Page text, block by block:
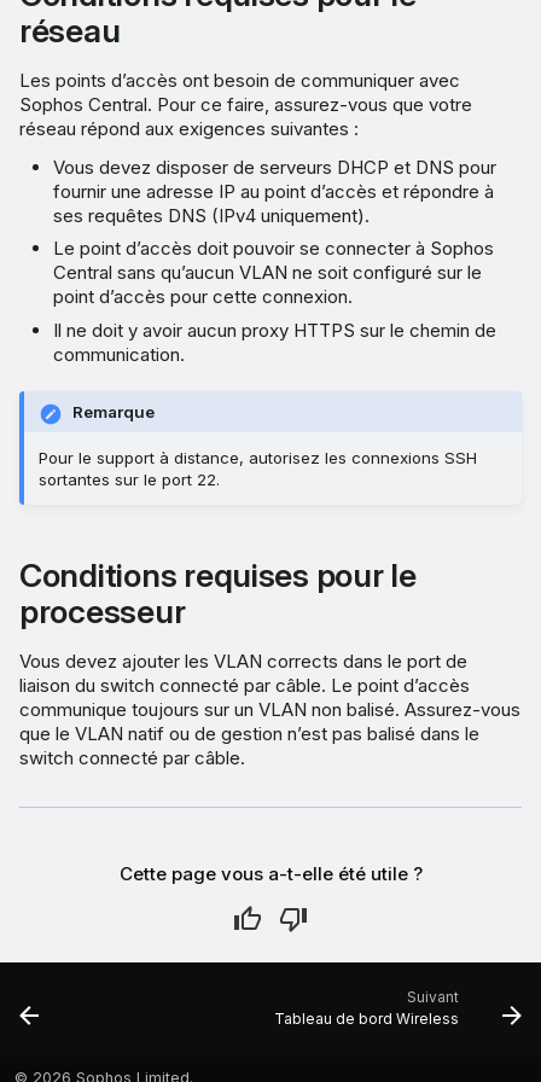
réseau
Les points d’accès ont besoin de communiquer avec
Sophos Central. Pour ce faire, assurez-vous que votre
réseau répond aux exigences suivantes :
Vous devez disposer de serveurs DHCP et DNS pour
fournir une adresse IP au point d’accès et répondre à
ses requêtes DNS (IPv4 uniquement).
Le point d’accès doit pouvoir se connecter à Sophos
Central sans qu’aucun VLAN ne soit configuré sur le
point d’accès pour cette connexion.
Il ne doit y avoir aucun proxy HTTPS sur le chemin de
communication.
Remarque
Pour le support à distance, autorisez les connexions SSH
sortantes sur le port 22.
Conditions requises pour le
processeur
Vous devez ajouter les VLAN corrects dans le port de
liaison du switch connecté par câble. Le point d’accès
communique toujours sur un VLAN non balisé. Assurez-vous
que le VLAN natif ou de gestion n’est pas balisé dans le
switch connecté par câble.
Cette page vous a-t-elle été utile ?
Suivant
Tableau de bord Wireless
© 2026 Sophos Limited.